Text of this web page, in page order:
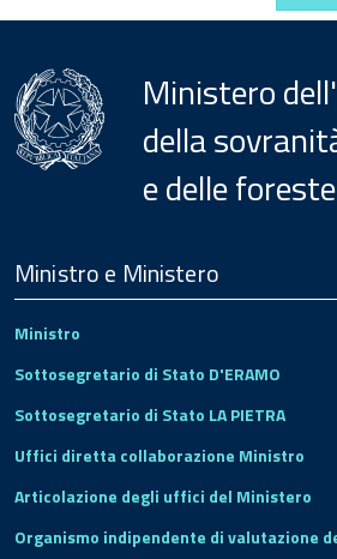
Ministero
della
e delle foreste
Footer
Ministro e Ministero
Ministro
Sottosegretario di Stato D'ERAMO
Sottosegretario di Stato LA PIETRA
Uffici diretta collaborazione Ministro
Articolazione degli uffici del Ministero
Organismo indipendente di valutazione